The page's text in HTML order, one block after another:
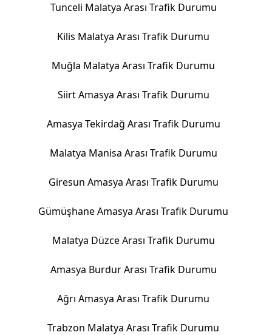
Tunceli Malatya Arası Trafik Durumu
Kilis Malatya Arası Trafik Durumu
Muğla Malatya Arası Trafik Durumu
Siirt Amasya Arası Trafik Durumu
Amasya Tekirdağ Arası Trafik Durumu
Malatya Manisa Arası Trafik Durumu
Giresun Amasya Arası Trafik Durumu
Gümüşhane Amasya Arası Trafik Durumu
Malatya Düzce Arası Trafik Durumu
Amasya Burdur Arası Trafik Durumu
Ağrı Amasya Arası Trafik Durumu
Trabzon Malatya Arası Trafik Durumu